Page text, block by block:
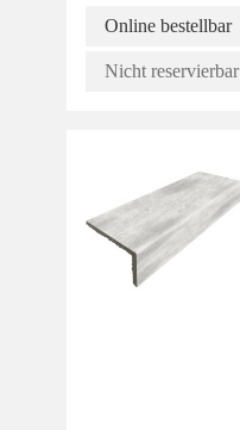
Online bestellbar
Nicht reservierbar